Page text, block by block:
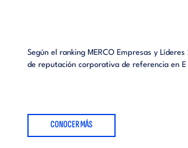
Según el ranking MERCO Empresas y
de reputación corporativa de referencia en E
CONOCER MÁS